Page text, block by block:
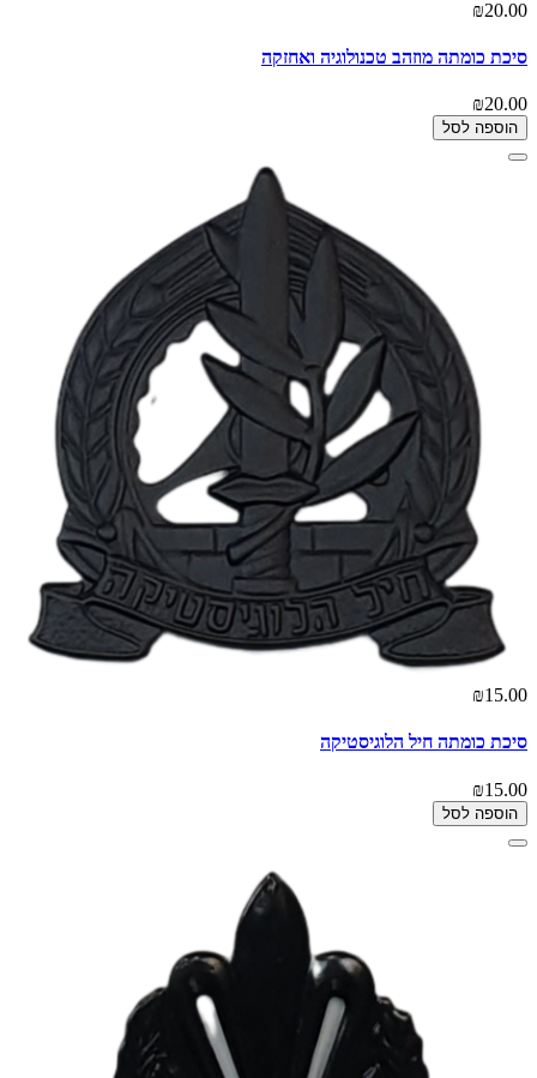
₪20.00
סיכת כומתה מוזהב טכנולוגיה ואחזקה
₪20.00
הוספה לסל
₪15.00
סיכת כומתה חיל הלוגיסטיקה
₪15.00
הוספה לסל